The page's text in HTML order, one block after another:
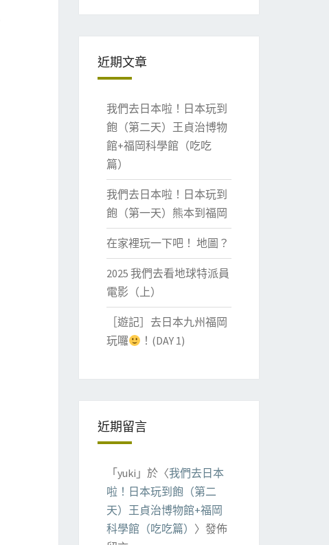
近期文章
我們去日本啦！日本玩到
飽（第二天）王貞治博物
館+福岡科學館（吃吃
篇）
我們去日本啦！日本玩到
飽（第一天）熊本到福岡
在家裡玩一下吧！ 地圖？
2025 我們去看地球特派員
電影（上）
［遊記］去日本九州福岡
玩囉
！(DAY 1)
近期留言
「 yuki 」於〈我們去日本
啦！日本玩到飽（第二
天）王貞治博物館+福岡
科學館（吃吃篇） 〉發佈